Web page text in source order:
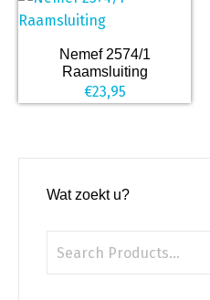
Nemef 2574/1
Raamsluiting
€23,95
Wat zoekt u?